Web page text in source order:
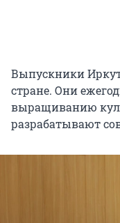
Выпускники
стране. Они
выращиванию
разрабатывают